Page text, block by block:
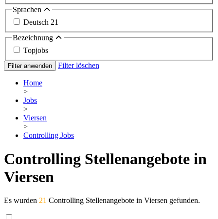
Sprachen
Deutsch 21
Bezeichnung
Topjobs
Filter anwenden Filter löschen
Home
>
Jobs
>
Viersen
>
Controlling Jobs
Controlling Stellenangebote in
Viersen
Es wurden 21 Controlling Stellenangebote in Viersen gefunden.